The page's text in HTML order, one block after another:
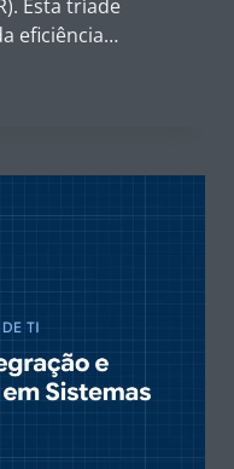
Esta tríade
eficiência…